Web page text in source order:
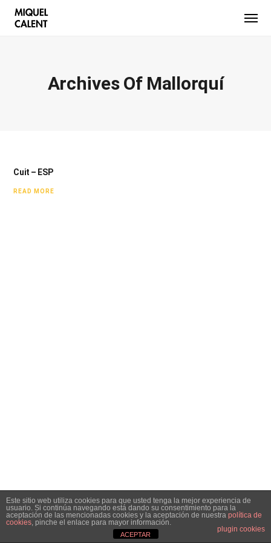
Archives Of Mallorquí
Cuit – ESP
READ MORE
Este sitio web utiliza cookies para que usted tenga la mejor experiencia de
usuario. Si continúa navegando está dando su consentimiento para la
aceptación de las mencionadas cookies y la aceptación de nuestra política de
cookies, pinche el enlace para mayor información.
plugin cookies
ACEPTAR